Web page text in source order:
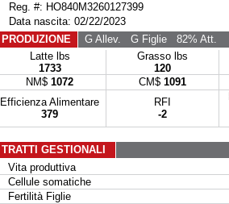
Reg. #: HO840M3260127399
Data nascita: 02/22/2023
PRODUZIONE
G Allev. G Figlie82% Att.
Latte lbs
1733
Grasso lbs
120
NM$ 1072 CM$ 1091
Efficienza Alimentare
379
RFI
-2
TRATTI GESTIONALI
Vita produttiva
Cellule somatiche
Fertilità Figlie